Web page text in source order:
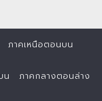
ภาคเหนือตอนบน
น ภาคกลางตอนล่าง